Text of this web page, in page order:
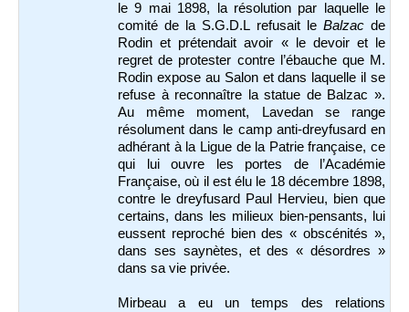
le 9 mai 1898, la résolution par laquelle le
comité de la S.G.D.L refusait le Balzacde
Rodin et prétendait avoir « le devoir et le
regret de protester contre l’ébauche que M.
Rodin expose au Salon et dans laquelle il se
refuse à reconnaître la statue de Balzac ».
Au même moment, Lavedan se range
résolument dans le camp anti-dreyfusard en
adhérant à la Ligue de la Patrie française, ce
qui lui ouvre les portes de l’Académie
Française, où il est élu le 18 décembre 1898,
contre le dreyfusard Paul Hervieu, bien que
certains, dans les milieux bien-pensants, lui
eussent reproché bien des « obscénités »,
dans ses saynètes, et des « désordres »
dans sa vie privée.
Mirbeau a eu un temps des relations